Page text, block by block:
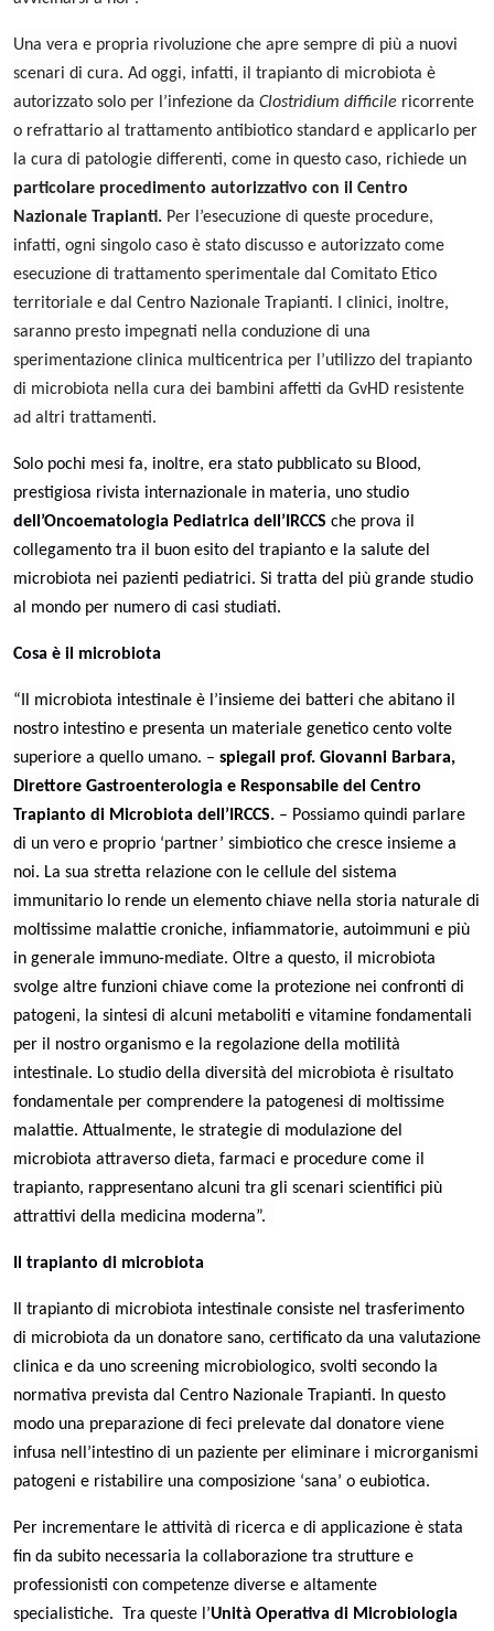
Una vera e propria rivoluzione che apre sempre di più a nuovi
scenari di cura. Ad oggi, infatti, il trapianto di microbiota è
autorizzato solo per l’infezione da Clostridium difficile ricorrente
o refrattario al trattamento antibiotico standard e applicarlo per
la cura di patologie differenti, come in questo caso, richiede un
particolare procedimento autorizzativo con il Centro
Nazionale Trapianti. Per l’esecuzione di queste procedure,
infatti, ogni singolo caso è stato discusso e autorizzato come
esecuzione di trattamento sperimentale dal Comitato Etico
territoriale e dal Centro Nazionale Trapianti. I clinici, inoltre,
saranno presto impegnati nella conduzione di una
sperimentazione clinica multicentrica per l’utilizzo del trapianto
di microbiota nella cura dei bambini affetti da GvHD resistente
ad altri trattamenti.
Solo pochi mesi fa, inoltre, era stato pubblicato su Blood,
prestigiosa rivista internazionale in materia, uno studio
dell’Oncoematologia Pediatrica dell’IRCCS che prova il
collegamento tra il buon esito del trapianto e la salute del
microbiota nei pazienti pediatrici. Si tratta del più grande studio
al mondo per numero di casi studiati.
Cosa è il microbiota
“Il microbiota intestinale è l’insieme dei batteri che abitano il
nostro intestino e presenta un materiale genetico cento volte
superiore a quello umano. – spiegail prof. Giovanni Barbara,
Direttore Gastroenterologia e Responsabile del Centro
Trapianto di Microbiota dell’IRCCS. – Possiamo quindi parlare
di un vero e proprio ‘partner’ simbiotico che cresce insieme a
noi. La sua stretta relazione con le cellule del sistema
immunitario lo rende un elemento chiave nella storia naturale di
moltissime malattie croniche, infiammatorie, autoimmuni e più
in generale immuno-mediate. Oltre a questo, il microbiota
svolge altre funzioni chiave come la protezione nei confronti di
patogeni, la sintesi di alcuni metaboliti e vitamine fondamentali
per il nostro organismo e la regolazione della motilità
intestinale. Lo studio della diversità del microbiota è risultato
fondamentale per comprendere la patogenesi di moltissime
malattie. Attualmente, le strategie di modulazione del
microbiota attraverso dieta, farmaci e procedure come il
trapianto, rappresentano alcuni tra gli scenari scientifici più
attrattivi della medicina moderna”.
Il trapianto di microbiota
Il trapianto di microbiota intestinale consiste nel trasferimento
di microbiota da un donatore sano, certificato da una valutazione
clinica e da uno screening microbiologico, svolti secondo la
normativa prevista dal Centro Nazionale Trapianti. In questo
modo una preparazione di feci prelevate dal donatore viene
infusa nell’intestino di un paziente per eliminare i microrganismi
patogeni e ristabilire una composizione ‘sana’ o eubiotica.
Per incrementare le attività di ricerca e di applicazione è stata
fin da subito necessaria la collaborazione tra strutture e
professionisti con competenze diverse e altamente
specialistiche. Tra queste l’Unità Operativa di Microbiologia